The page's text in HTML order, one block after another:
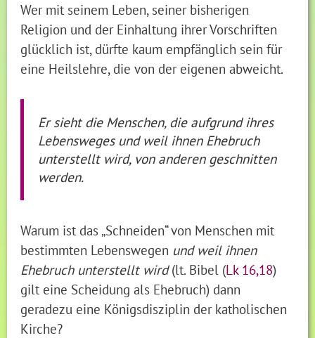
Wer mit seinem Leben, seiner bisherigen
Religion und der Einhaltung ihrer Vorschriften
glücklich ist, dürfte kaum empfänglich sein für
eine Heilslehre, die von der eigenen abweicht.
Er sieht die Menschen, die aufgrund ihres
Lebensweges und weil ihnen Ehebruch
unterstellt wird, von anderen geschnitten
werden.
Warum ist das „Schneiden“ von Menschen mit
bestimmten Lebenswegen und weil ihnen
Ehebruch unterstellt wird(lt. Bibel (Lk 16,18)
gilt eine Scheidung als Ehebruch) dann
geradezu eine Königsdisziplin der katholischen
Kirche?